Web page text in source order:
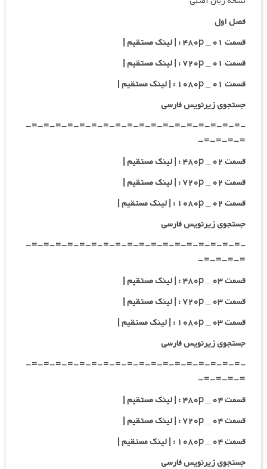
فصل اول
قسمت ۰۱ _ ۴۸۰p : | لینک مستقیم |
قسمت ۰۱ _ ۷۲۰p : | لینک مستقیم |
قسمت ۰۱ _ ۱۰۸۰p : | لینک مستقیم |
جستجوی زیرنویس فارسی
-=-=-=-=-=-=-=-=-=-=-=-=-=-=-=-=-=-=-
=-=-=-=-
قسمت ۰۲ _ ۴۸۰p : | لینک مستقیم |
قسمت ۰۲ _ ۷۲۰p : | لینک مستقیم |
قسمت ۰۲ _ ۱۰۸۰p : | لینک مستقیم |
جستجوی زیرنویس فارسی
-=-=-=-=-=-=-=-=-=-=-=-=-=-=-=-=-=-=-
=-=-=-=-
قسمت ۰۳ _ ۴۸۰p : | لینک مستقیم |
قسمت ۰۳ _ ۷۲۰p : | لینک مستقیم |
قسمت ۰۳ _ ۱۰۸۰p : | لینک مستقیم |
جستجوی زیرنویس فارسی
-=-=-=-=-=-=-=-=-=-=-=-=-=-=-=-=-=-=-
=-=-=-=-
قسمت ۰۴ _ ۴۸۰p : | لینک مستقیم |
قسمت ۰۴ _ ۷۲۰p : | لینک مستقیم |
قسمت ۰۴ _ ۱۰۸۰p : | لینک مستقیم |
جستجوی زیرنویس فارسی